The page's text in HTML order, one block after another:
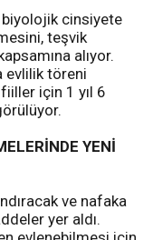
biyolojik cinsiyete
teşvik
alıyor.
evlilik töreni
için 1 yıl 6
YENİ
ve nafaka
yer aldı.